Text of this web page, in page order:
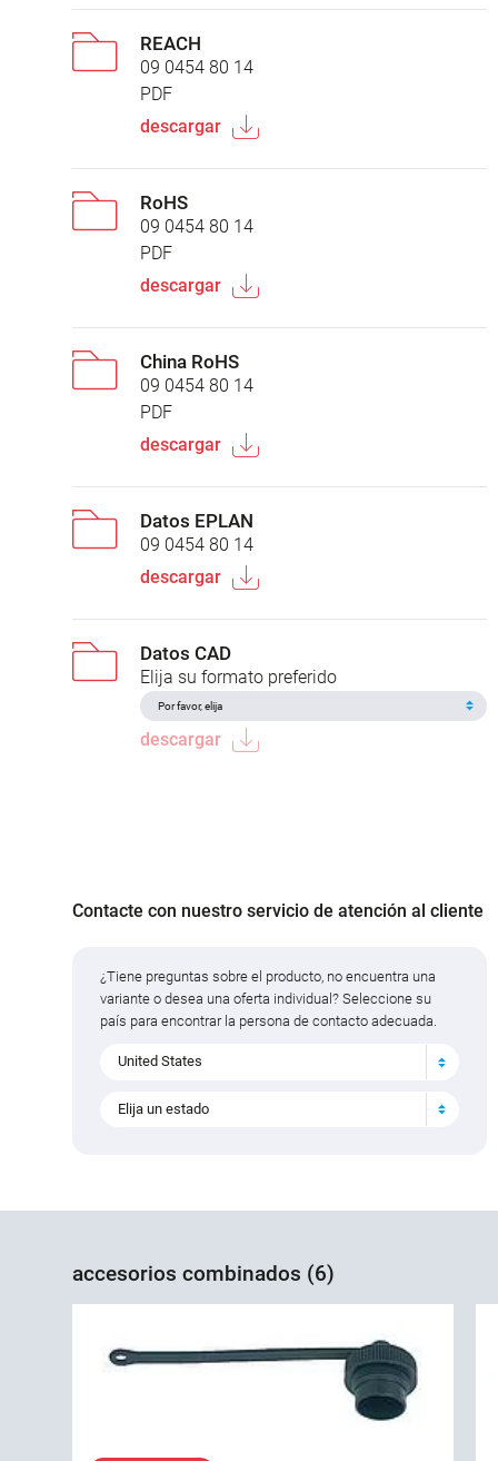
REACH
09 0454 80 14
PDF
descargar
RoHS
09 0454 80 14
PDF
descargar
China RoHS
09 0454 80 14
PDF
descargar
Datos EPLAN
09 0454 80 14
descargar
Datos CAD
Elija su formato preferido
descargar
Contacte con nuestro servicio de atención al cliente
¿Tiene preguntas sobre el producto, no encuentra una
variante o desea una oferta individual? Seleccione su
país para encontrar la persona de contacto adecuada.
United States
Elija un estado
accesorios combinados (6)